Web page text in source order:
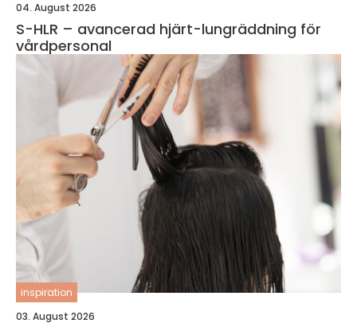
04. August 2026
S-HLR – avancerad hjärt-lungräddning för
vårdpersonal
inspiration
03. August 2026